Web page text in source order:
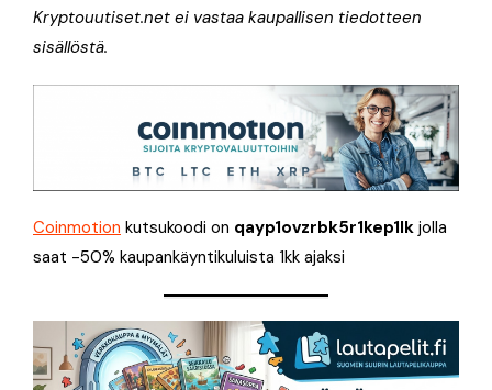
Kryptouutiset.net ei vastaa kaupallisen tiedotteen
sisällöstä.
Coinmotion kutsukoodi on qayp1ovzrbk5r1kep1lk jolla
saat -50% kaupankäyntikuluista 1kk ajaksi